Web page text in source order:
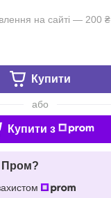
на сайті — 200 ₴
Купити
або
Купити з
Пром?